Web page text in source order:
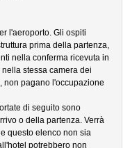
l'aeroporto. Gli ospiti
prima della partenza,
nella conferma ricevuta in
stessa camera dei
non pagano l'occupazione
di seguito sono
o della partenza. Verrà
questo elenco non sia
potrebbero non